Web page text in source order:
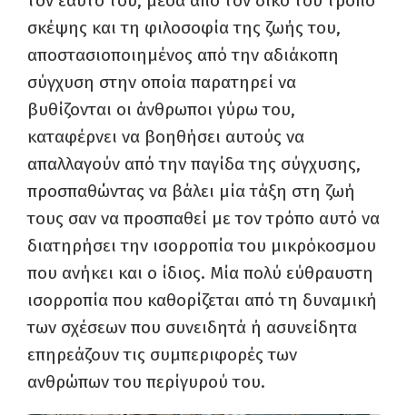
σκέψης και τη φιλοσοφία της ζωής του,
αποστασιοποιημένος από την αδιάκοπη
σύγχυση στην οποία παρατηρεί να
βυθίζονται οι άνθρωποι γύρω του,
καταφέρνει να βοηθήσει αυτούς να
απαλλαγούν από την παγίδα της σύγχυσης,
προσπαθώντας να βάλει μία τάξη στη ζωή
τους σαν να προσπαθεί με τον τρόπο αυτό να
διατηρήσει την ισορροπία του μικρόκοσμου
που ανήκει και ο ίδιος. Μία πολύ εύθραυστη
ισορροπία που καθορίζεται από τη δυναμική
των σχέσεων που συνειδητά ή ασυνείδητα
επηρεάζουν τις συμπεριφορές των
ανθρώπων του περίγυρού του.